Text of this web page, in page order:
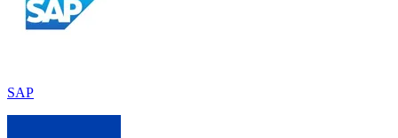
SAP